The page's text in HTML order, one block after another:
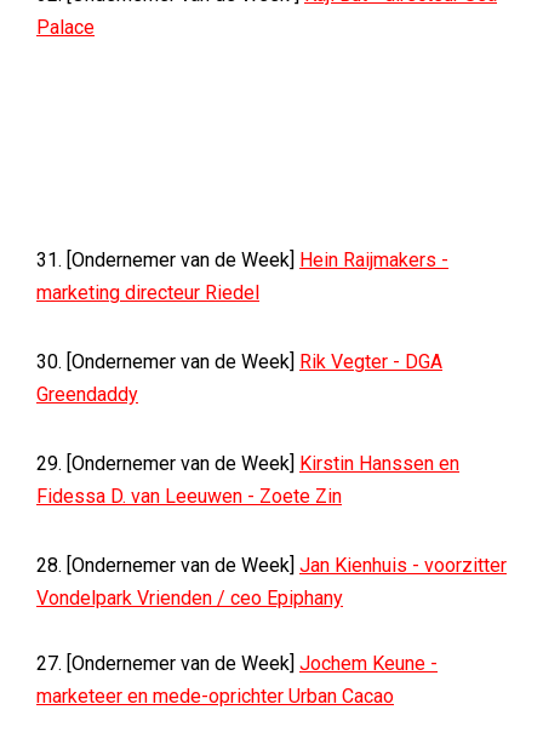
Palace
31. [Ondernemer van de Week] Hein Raijmakers -
marketing directeur Riedel
30. [Ondernemer van de Week] Rik Vegter - DGA
Greendaddy
29. [Ondernemer van de Week] Kirstin Hanssen en
Fidessa D. van Leeuwen - Zoete Zin
28. [Ondernemer van de Week] Jan Kienhuis - voorzitter
Vondelpark Vrienden / ceo Epiphany
27. [Ondernemer van de Week] Jochem Keune -
marketeer en mede-oprichter Urban Cacao